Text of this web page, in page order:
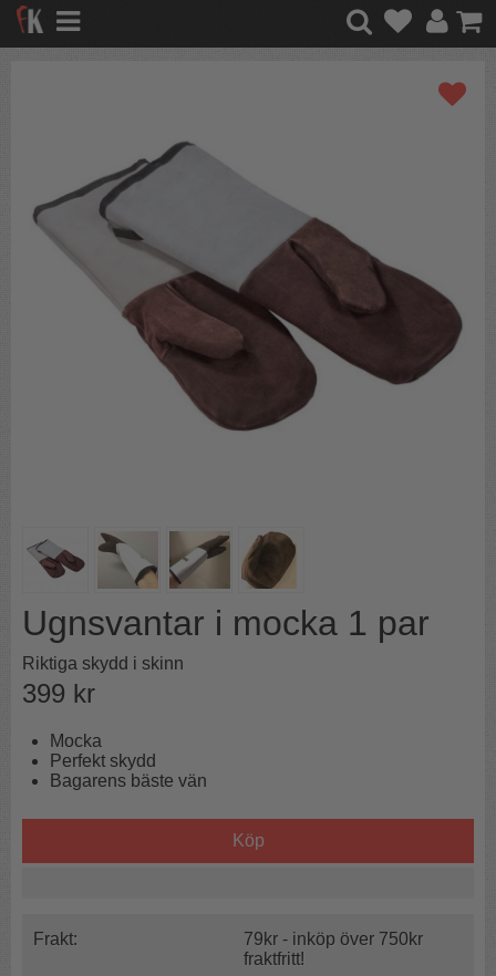
Ugnsvantar i mocka 1 par
Riktiga skydd i skinn
399 kr
Mocka
Perfekt skydd
Bagarens bäste vän
Köp
Frakt:
79kr - inköp över 750kr
fraktfritt!